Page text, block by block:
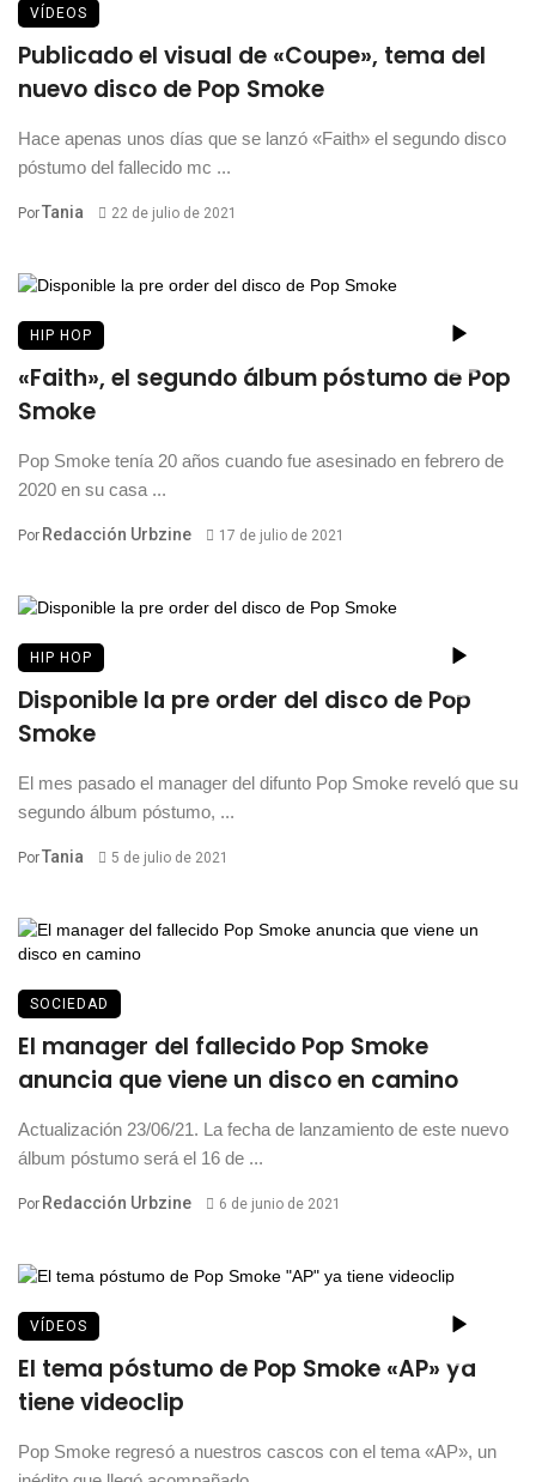
VÍDEOS
Publicado el visual de «Coupe», tema del
nuevo disco de Pop Smoke
Hace apenas unos días que se lanzó «Faith» el segundo disco
póstumo del fallecido mc ...
PorTania 22 de julio de 2021
HIP HOP
«Faith», el segundo álbum póstumo de Pop
Smoke
Pop Smoke tenía 20 años cuando fue asesinado en febrero de
2020 en su casa ...
Por Redacción Urbzine 17 de julio de 2021
HIP HOP
Disponible la pre order del disco de Pop
Smoke
El mes pasado el manager del difunto Pop Smoke reveló que su
segundo álbum póstumo, ...
PorTania 5 de julio de 2021
SOCIEDAD
El manager del fallecido Pop Smoke
anuncia que viene un disco en camino
Actualización 23/06/21. La fecha de lanzamiento de este nuevo
álbum póstumo será el 16 de ...
Por Redacción Urbzine 6 de junio de 2021
VÍDEOS
El tema póstumo de Pop Smoke «AP» ya
tiene videoclip
Pop Smoke regresó a nuestros cascos con el tema «AP», un